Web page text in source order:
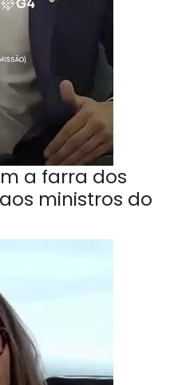
a farra dos
ministros do